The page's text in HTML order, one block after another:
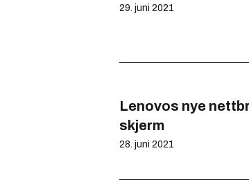
29. juni 2021
Lenovos nye
skjerm
28. juni 2021